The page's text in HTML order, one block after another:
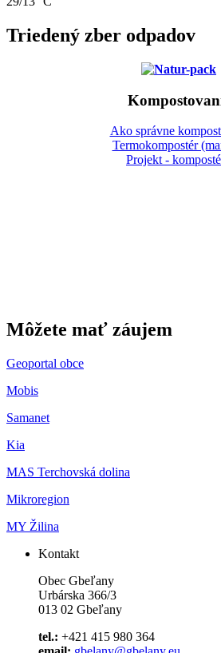
Triedený zber odpadov
Ako správne
Termokompostér
Projekt -
Môžete mať záujem
Geoportal obce
Mobis
Samanet
Kia
MAS Terchovská dolina
Mikroregion
MY Žilina
Kontakt
Obec Gbeľany
Urbárska 366/3
013 02 Gbeľany
tel.: +421 415 980 364